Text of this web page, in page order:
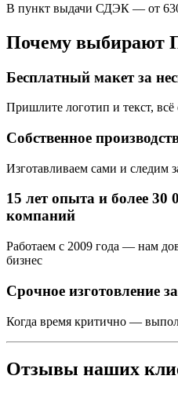
В пункт выдачи СДЭК — от
Почему выбирают
Бесплатный макет за
Пришлите логотип и текст, всё
Собственное
Изготавливаем сами и следим
15 лет опыта и более 30
компаний
Работаем с 2009 года — нам
бизнес
Срочное изготовление
Когда время критично —
Отзывы наших